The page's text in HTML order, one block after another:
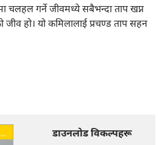
चलहल गर्ने जीवमध्ये सबैभन्दा ताप खप्न
हो। यो कमिलालाई प्रचण्ड ताप सहन
डाउनलोड विकल्पहरू